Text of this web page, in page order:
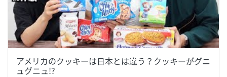
アメリカのクッキーは日本とは違う？クッキーがグニ
ュグニュ!?